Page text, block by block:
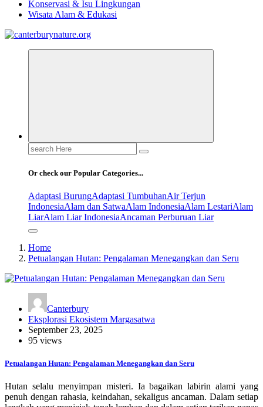
Konservasi & Isu Lingkungan
Wisata Alam & Edukasi
Tur Alam dan Margasatwa Terbaik di Canterbury
Search
for:
Or check our Popular Categories...
Adaptasi BurungAdaptasi TumbuhanAir Terjun
IndonesiaAlam dan SatwaAlam IndonesiaAlam LestariAlam
LiarAlam Liar IndonesiaAncaman Perburuan Liar
Home
Petualangan Hutan: Pengalaman Menegangkan dan Seru
Canterbury
Eksplorasi Ekosistem Margasatwa
September 23, 2025
95 views
Petualangan Hutan: Pengalaman Menegangkan dan Seru
Hutan selalu menyimpan misteri. Ia bagaikan labirin alami yang
penuh dengan rahasia, keindahan, sekaligus ancaman. Dalam setiap